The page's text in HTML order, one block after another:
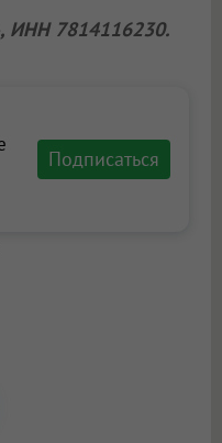
ИНН 7814116230.
Подписаться